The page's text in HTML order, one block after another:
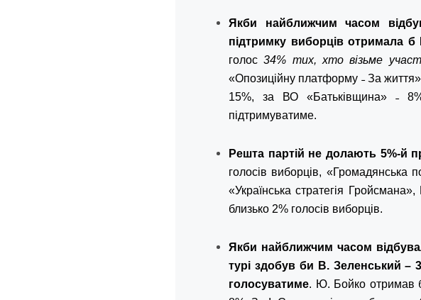
Якби найближчим часом
підтримку виборців отримала б
голос34% тих, хто візьме
«Опозиційну платформу ˗ За життя»
15%, за ВО «Батьківщина» ˗
підтримуватиме.
Решта партій не долають 5%-й
голосів виборців, «Громадянська
«Українська стратегія
близько 2% голосів виборців.
Якби найближчим часом
турі здобув би В. Зеленський –
голосуватиме. Ю. Бойко отримав